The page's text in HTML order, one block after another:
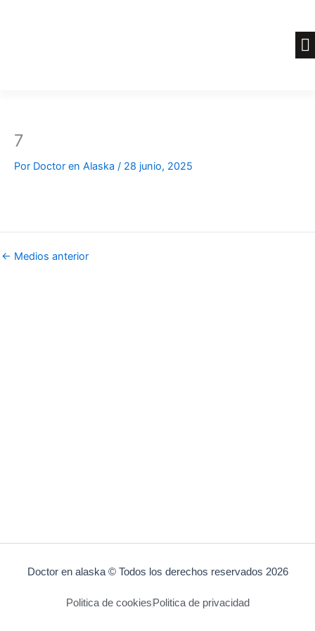
7
Por Doctor en Alaska / 28 junio, 2025
← Medios anterior
Doctor en alaska © Todos los derechos reservados 2026
Politica de cookies Politica de privacidad